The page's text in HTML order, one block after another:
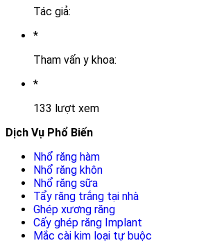
Tác giả:
*
Tham vấn y khoa:
*
133 lượt xem
Dịch Vụ Phổ Biến
Nhổ răng hàm
Nhổ răng khôn
Nhổ răng sữa
Tẩy răng trắng tại nhà
Ghép xương răng
Cấy ghép răng Implant
Mắc cài kim loại tự buộc